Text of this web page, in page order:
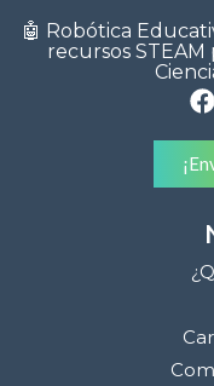
🤖 Robótica
recursos